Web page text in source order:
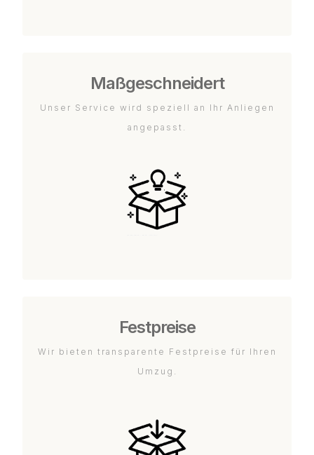
Maßgeschneidert
Unser Service wird speziell an Ihr Anliegen
angepasst.
Festpreise
Wir bieten transparente Festpreise für Ihren
Umzug.